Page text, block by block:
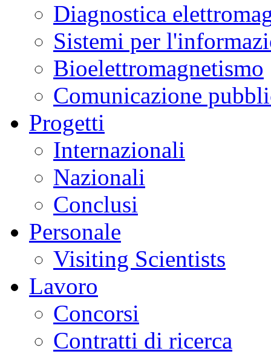
Diagnostica
Sistemi per
Bioelettromagnetismo
Comunicazione
Progetti
Internazionali
Nazionali
Conclusi
Personale
Visiting Scientists
Lavoro
Concorsi
Contratti di ricerca